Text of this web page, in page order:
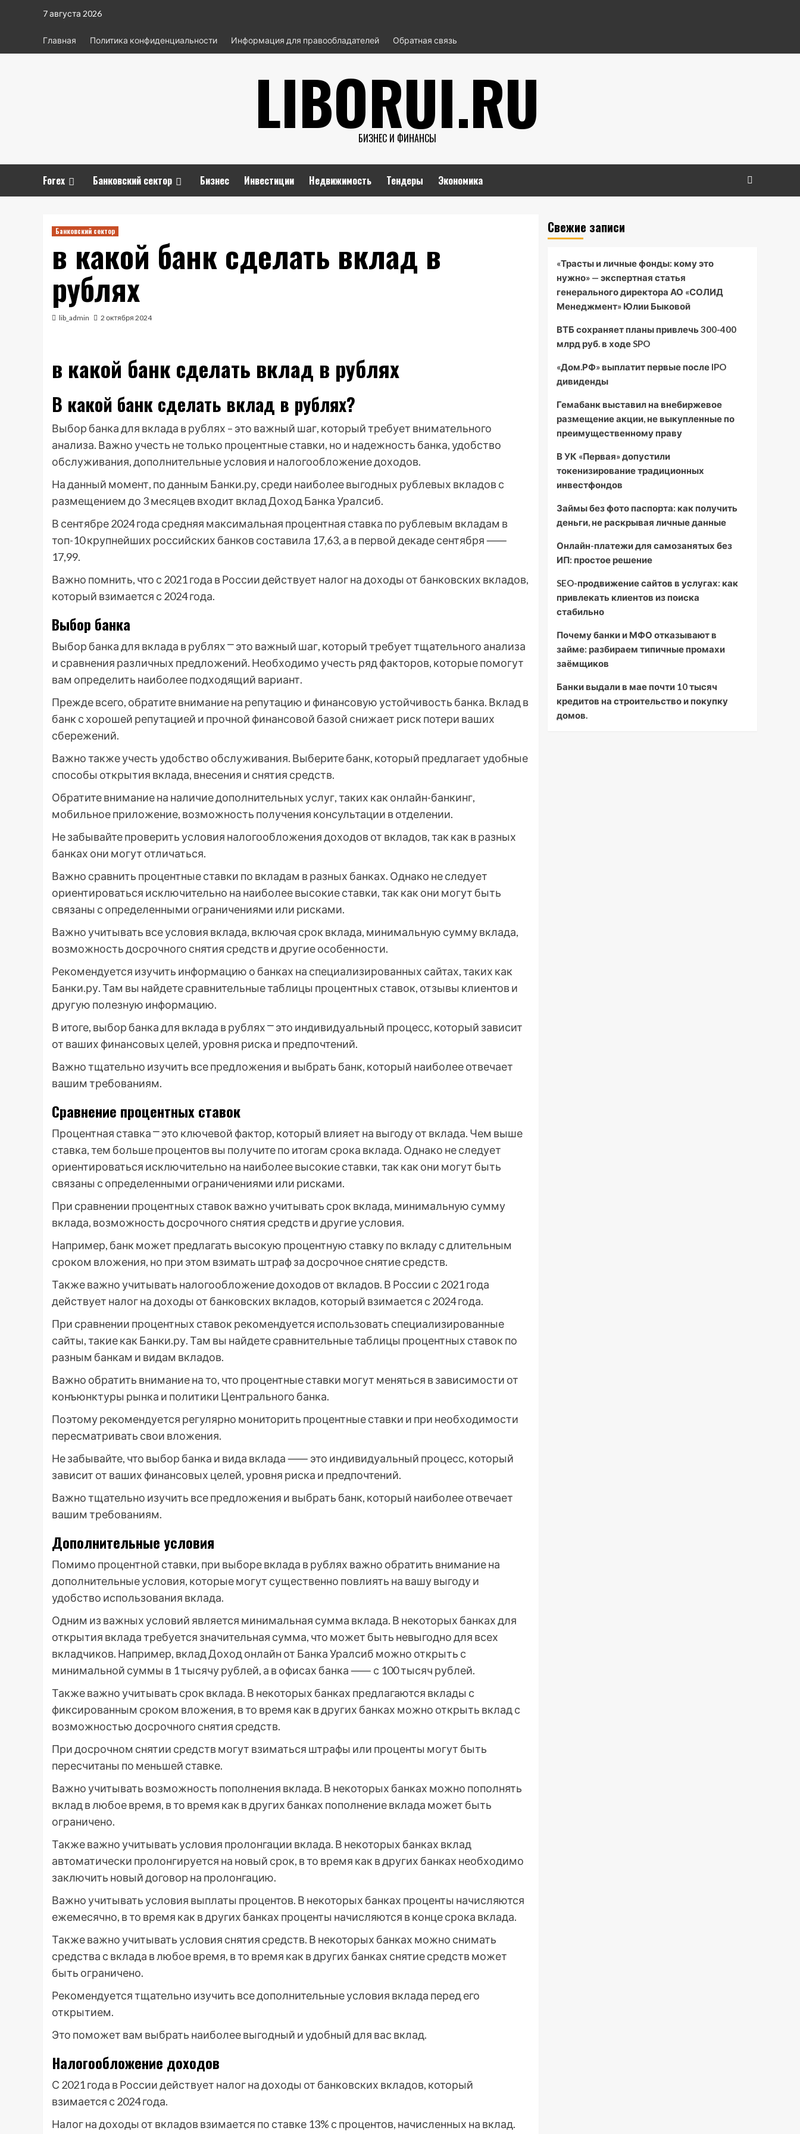
содержимому
7 августа 2026
Главная Политика конфиденциальности Информация для правообладателей Обратная связь
LIBORUI.RU
БИЗНЕС И ФИНАНСЫ
Forex Банковский сектор Бизнес Инвестиции Недвижимость Тендеры Экономика
Банковский сектор
в какой банк сделать вклад в
рублях
lib_admin 2 октября 2024
в какой банк сделать вклад в рублях
В какой банк сделать вклад в рублях?
Выбор банка для вклада в рублях – это важный шаг, который требует внимательного
анализа. Важно учесть не только процентные ставки, но и надежность банка, удобство
обслуживания, дополнительные условия и налогообложение доходов.
На данный момент, по данным Банки.ру, среди наиболее выгодных рублевых вкладов с
размещением до 3 месяцев входит вклад Доход Банка Уралсиб.
В сентябре 2024 года средняя максимальная процентная ставка по рублевым вкладам в
топ-10 крупнейших российских банков составила 17,63, а в первой декаде сентября ⸺
17,99.
Важно помнить, что с 2021 года в России действует налог на доходы от банковских вкладов,
который взимается с 2024 года.
Выбор банка
Выбор банка для вклада в рублях ⎻ это важный шаг, который требует тщательного анализа
и сравнения различных предложений. Необходимо учесть ряд факторов, которые помогут
вам определить наиболее подходящий вариант.
Прежде всего, обратите внимание на репутацию и финансовую устойчивость банка. Вклад в
банк с хорошей репутацией и прочной финансовой базой снижает риск потери ваших
сбережений.
Важно также учесть удобство обслуживания. Выберите банк, который предлагает удобные
способы открытия вклада, внесения и снятия средств.
Обратите внимание на наличие дополнительных услуг, таких как онлайн-банкинг,
мобильное приложение, возможность получения консультации в отделении.
Не забывайте проверить условия налогообложения доходов от вкладов, так как в разных
банках они могут отличаться.
Важно сравнить процентные ставки по вкладам в разных банках. Однако не следует
ориентироваться исключительно на наиболее высокие ставки, так как они могут быть
связаны с определенными ограничениями или рисками.
Важно учитывать все условия вклада, включая срок вклада, минимальную сумму вклада,
возможность досрочного снятия средств и другие особенности.
Рекомендуется изучить информацию о банках на специализированных сайтах, таких как
Банки.ру. Там вы найдете сравнительные таблицы процентных ставок, отзывы клиентов и
другую полезную информацию.
В итоге, выбор банка для вклада в рублях ⎻ это индивидуальный процесс, который зависит
от ваших финансовых целей, уровня риска и предпочтений.
Важно тщательно изучить все предложения и выбрать банк, который наиболее отвечает
вашим требованиям.
Сравнение процентных ставок
Процентная ставка ⎻ это ключевой фактор, который влияет на выгоду от вклада. Чем выше
ставка, тем больше процентов вы получите по итогам срока вклада. Однако не следует
ориентироваться исключительно на наиболее высокие ставки, так как они могут быть
связаны с определенными ограничениями или рисками.
При сравнении процентных ставок важно учитывать срок вклада, минимальную сумму
вклада, возможность досрочного снятия средств и другие условия.
Например, банк может предлагать высокую процентную ставку по вкладу с длительным
сроком вложения, но при этом взимать штраф за досрочное снятие средств.
Также важно учитывать налогообложение доходов от вкладов. В России с 2021 года
действует налог на доходы от банковских вкладов, который взимается с 2024 года.
При сравнении процентных ставок рекомендуется использовать специализированные
сайты, такие как Банки.ру. Там вы найдете сравнительные таблицы процентных ставок по
разным банкам и видам вкладов.
Важно обратить внимание на то, что процентные ставки могут меняться в зависимости от
конъюнктуры рынка и политики Центрального банка.
Поэтому рекомендуется регулярно мониторить процентные ставки и при необходимости
пересматривать свои вложения.
Не забывайте, что выбор банка и вида вклада ⸺ это индивидуальный процесс, который
зависит от ваших финансовых целей, уровня риска и предпочтений.
Важно тщательно изучить все предложения и выбрать банк, который наиболее отвечает
вашим требованиям.
Дополнительные условия
Помимо процентной ставки, при выборе вклада в рублях важно обратить внимание на
дополнительные условия, которые могут существенно повлиять на вашу выгоду и
удобство использования вклада.
Одним из важных условий является минимальная сумма вклада. В некоторых банках для
открытия вклада требуется значительная сумма, что может быть невыгодно для всех
вкладчиков. Например, вклад Доход онлайн от Банка Уралсиб можно открыть с
минимальной суммы в 1 тысячу рублей, а в офисах банка ⸺ с 100 тысяч рублей.
Также важно учитывать срок вклада. В некоторых банках предлагаются вклады с
фиксированным сроком вложения, в то время как в других банках можно открыть вклад с
возможностью досрочного снятия средств.
При досрочном снятии средств могут взиматься штрафы или проценты могут быть
пересчитаны по меньшей ставке.
Важно учитывать возможность пополнения вклада. В некоторых банках можно пополнять
вклад в любое время, в то время как в других банках пополнение вклада может быть
ограничено.
Также важно учитывать условия пролонгации вклада. В некоторых банках вклад
автоматически пролонгируется на новый срок, в то время как в других банках необходимо
заключить новый договор на пролонгацию.
Важно учитывать условия выплаты процентов. В некоторых банках проценты начисляются
ежемесячно, в то время как в других банках проценты начисляются в конце срока вклада.
Также важно учитывать условия снятия средств. В некоторых банках можно снимать
средства с вклада в любое время, в то время как в других банках снятие средств может
быть ограничено.
Рекомендуется тщательно изучить все дополнительные условия вклада перед его
открытием.
Это поможет вам выбрать наиболее выгодный и удобный для вас вклад.
Налогообложение доходов
С 2021 года в России действует налог на доходы от банковских вкладов, который
взимается с 2024 года.
Налог на доходы от вкладов взимается по ставке 13% с процентов, начисленных на вклад.
Свежие записи
«Трасты и личные фонды: кому это
нужно» — экспертная статья
генерального директора АО «СОЛИД
Менеджмент» Юлии Быковой
ВТБ сохраняет планы привлечь 300-400
млрд руб. в ходе SPO
«Дом.РФ» выплатит первые после IPO
дивиденды
Гемабанк выставил на внебиржевое
размещение акции, не выкупленные по
преимущественному праву
В УК «Первая» допустили
токенизирование традиционных
инвестфондов
Займы без фото паспорта: как получить
деньги, не раскрывая личные данные
Онлайн-платежи для самозанятых без
ИП: простое решение
SEO-продвижение сайтов в услугах: как
привлекать клиентов из поиска
стабильно
Почему банки и МФО отказывают в
займе: разбираем типичные промахи
заёмщиков
Банки выдали в мае почти 10 тысяч
кредитов на строительство и покупку
домов.